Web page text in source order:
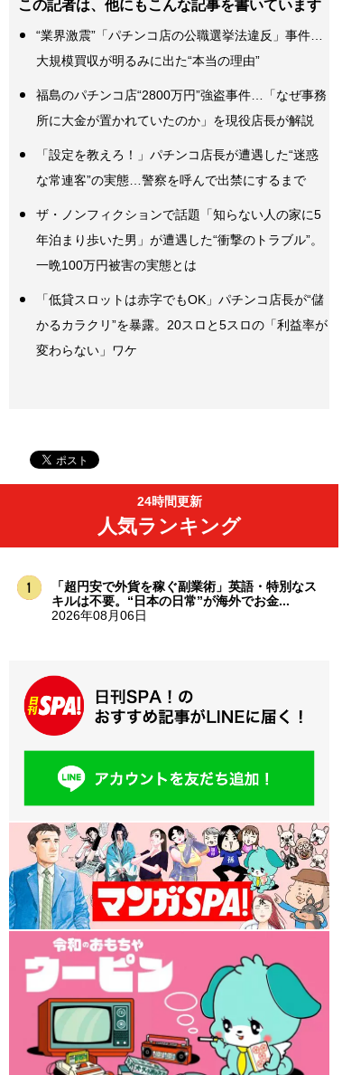
この記者は、他にもこんな記事を書いています
“業界激震”「パチンコ店の公職選挙法違反」事件…
大規模買収が明るみに出た“本当の理由”
福島のパチンコ店“2800万円”強盗事件…「なぜ事務
所に大金が置かれていたのか」を現役店長が解説
「設定を教えろ！」パチンコ店長が遭遇した“迷惑
な常連客”の実態…警察を呼んで出禁にするまで
ザ・ノンフィクションで話題「知らない人の家に5
年泊まり歩いた男」が遭遇した“衝撃のトラブル”。
一晩100万円被害の実態とは
「低貸スロットは赤字でもOK」パチンコ店長が“儲
かるカラクリ”を暴露。20スロと5スロの「利益率が
変わらない」ワケ
24時間更新
人気ランキング
「超円安で外貨を稼ぐ副業術」英語・特別なス
キルは不要。“日本の日常”が海外でお金...
2026年08月06日